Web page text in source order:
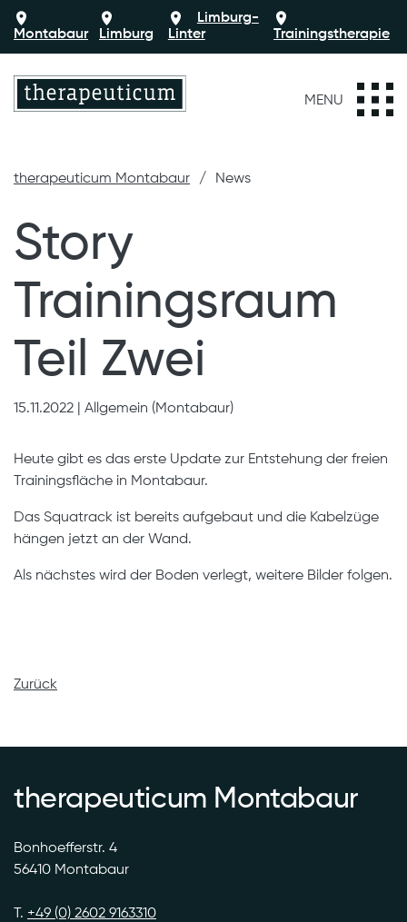
Montabaur Limburg
Limburg-
Linter
Trainingstherapie
MENU
therapeuticum Montabaur News
Story
Trainingsraum
Teil Zwei
15.11.2022 Allgemein (Montabaur)
Heute gibt es das erste Update zur Entstehung der freien
Trainingsfläche in Montabaur.
Das Squatrack ist bereits aufgebaut und die Kabelzüge
hängen jetzt an der Wand.
Als nächstes wird der Boden verlegt, weitere Bilder folgen.
Zurück
therapeuticum Montabaur
Bonhoefferstr. 4
56410 Montabaur
T. +49 (0) 2602 9163310